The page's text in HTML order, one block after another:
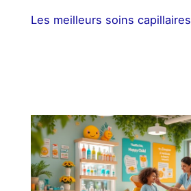
Les meilleurs soins capillaires